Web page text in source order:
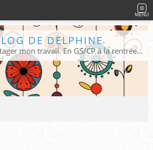
MENU
DE DELPHINE
Blog destiné à partager mon travail. En GS/CP à la rentrée 2026/2027 !